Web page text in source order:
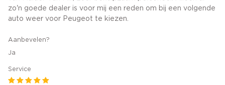
zo'n goede dealer is voor mij een reden om bij een volgende
auto weer voor Peugeot te kiezen.
Aanbevelen?
Ja
Service